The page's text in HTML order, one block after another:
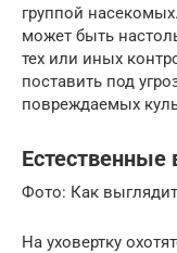
группой
может быть
тех или иных
поставить под
повреждаемых
Естественные
Фото: Как выглядит
На уховертку